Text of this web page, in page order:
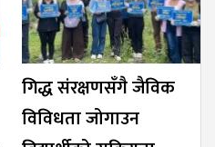
गिद्ध संरक्षणसँगै जैविक
विविधता जोगाउन